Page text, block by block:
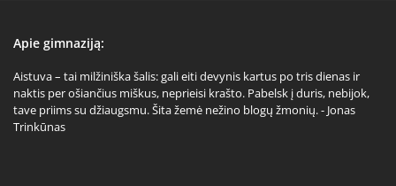
Apie gimnaziją:
Aistuva – tai milžiniška šalis: gali eiti devynis kartus po tris dienas ir
naktis per ošiančius miškus, neprieisi krašto. Pabelsk į duris, nebijok,
tave priims su džiaugsmu. Šita žemė nežino blogų žmonių. - Jonas
Trinkūnas